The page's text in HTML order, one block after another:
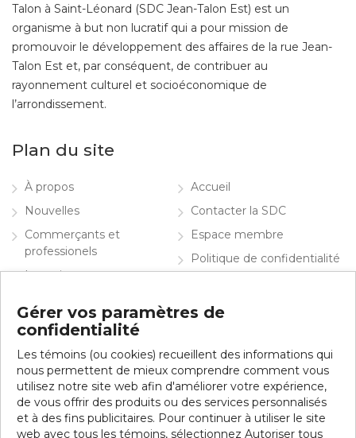
Talon à Saint-Léonard (SDC Jean-Talon Est) est un
organisme à but non lucratif qui a pour mission de
promouvoir le développement des affaires de la rue Jean-
Talon Est et, par conséquent, de contribuer au
rayonnement culturel et socioéconomique de
l’arrondissement.
Plan du site
À propos
Nouvelles
Commerçants et
professionels
Investir
Accueil
Contacter la SDC
Espace membre
Politique de confidentialité
Contacter la SDC
Inscrivez-vous à notre infolettre
Gérer vos paramètres de
confidentialité
Les témoins (ou cookies) recueillent des informations qui
nous permettent de mieux comprendre comment vous
utilisez notre site web afin d'améliorer votre expérience,
de vous offrir des produits ou des services personnalisés
et à des fins publicitaires. Pour continuer à utiliser le site
web avec tous les témoins, sélectionnez Autoriser tous